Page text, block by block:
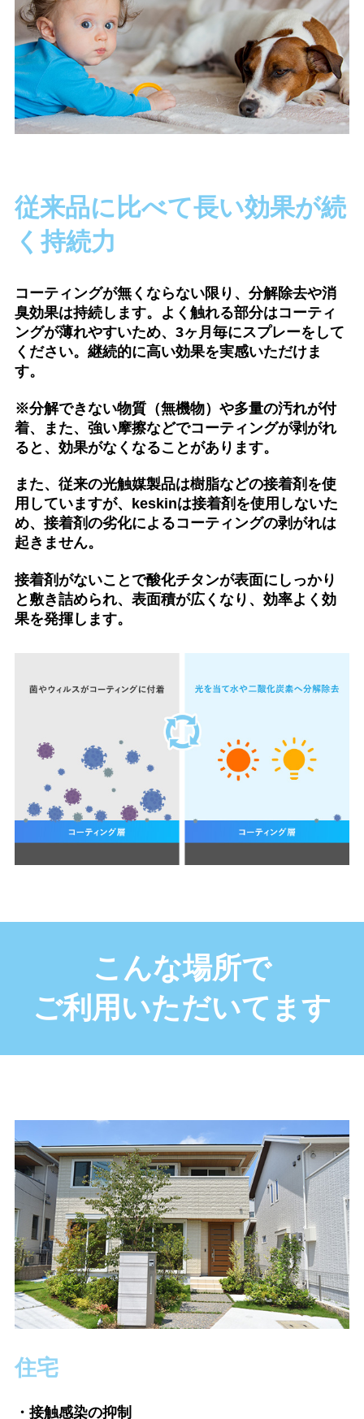
従来品に比べて長い効果が続
く持続力
コーティングが無くならない限り、分解除去や消
臭効果は持続します。よく触れる部分はコーティ
ングが薄れやすいため、3ヶ月毎にスプレーをして
ください。継続的に高い効果を実感いただけま
す。
※分解できない物質（無機物）や多量の汚れが付
着、また、強い摩擦などでコーティングが剥がれ
ると、効果がなくなることがあります。
また、従来の光触媒製品は樹脂などの接着剤を使
用していますが、keskinは接着剤を使用しないた
め、接着剤の劣化によるコーティングの剥がれは
起きません。
接着剤がないことで酸化チタンが表面にしっかり
と敷き詰められ、表面積が広くなり、効率よく効
果を発揮します。
こんな場所で
ご利用いただいてます
住宅
・接触感染の抑制